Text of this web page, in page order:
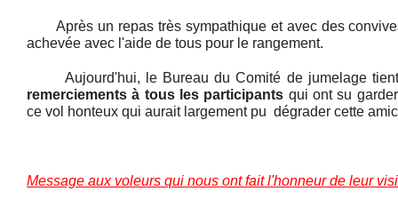
Après un repas très sympathique et avec des
achevée avec l'aide de tous pour le rangement.
Aujourd'hui, le Bureau du Comité de jumelage tient
remerciements à tous les participants qui ont su
ce vol honteux qui aurait largement pu dégrader cette
Message aux voleurs qui nous ont fait l'honneur de leur